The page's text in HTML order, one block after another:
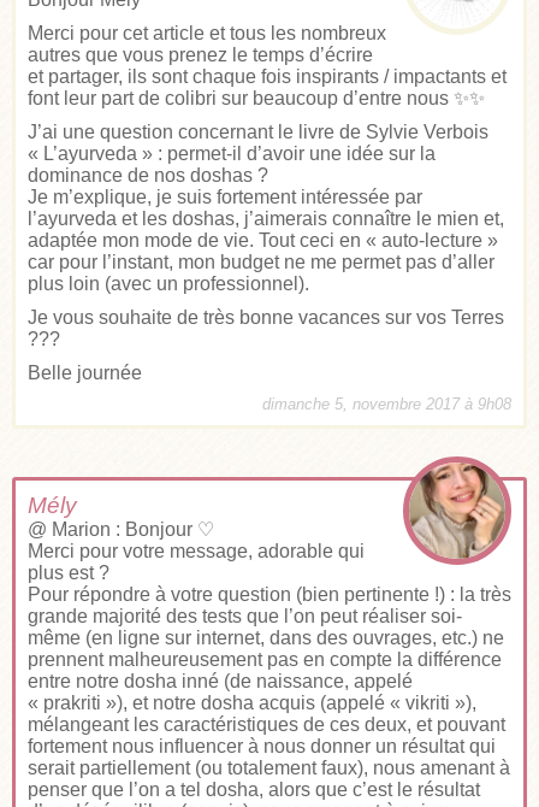
Merci pour cet article et tous les nombreux
autres que vous prenez le temps d’écrire
et partager, ils sont chaque fois inspirants / impactants et
font leur part de colibri sur beaucoup d’entre nous ✨✨
J’ai une question concernant le livre de Sylvie Verbois
« L’ayurveda » : permet-il d’avoir une idée sur la
dominance de nos doshas ?
Je m’explique, je suis fortement intéressée par
l’ayurveda et les doshas, j’aimerais connaître le mien et,
adaptée mon mode de vie. Tout ceci en « auto-lecture »
car pour l’instant, mon budget ne me permet pas d’aller
plus loin (avec un professionnel).
Je vous souhaite de très bonne vacances sur vos Terres
???
Belle journée
dimanche 5, novembre 2017 à 9h08
Mély
@ Marion : Bonjour ♡
Merci pour votre message, adorable qui
plus est ?
Pour répondre à votre question (bien pertinente !) : la très
grande majorité des tests que l’on peut réaliser soi-
même (en ligne sur internet, dans des ouvrages, etc.) ne
prennent malheureusement pas en compte la différence
entre notre dosha inné (de naissance, appelé
« prakriti »), et notre dosha acquis (appelé « vikriti »),
mélangeant les caractéristiques de ces deux, et pouvant
fortement nous influencer à nous donner un résultat qui
serait partiellement (ou totalement faux), nous amenant à
penser que l’on a tel dosha, alors que c’est le résultat